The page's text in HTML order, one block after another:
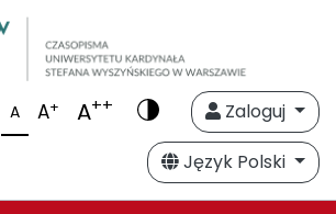
A A+ A++
Zaloguj
Język Polski